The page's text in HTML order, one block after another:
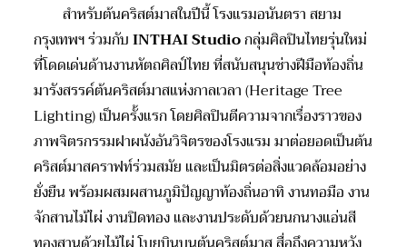
สำหรับต้นคริสต์มาสในปีนี้ โรงแรมอนันตรา สยาม
กรุงเทพฯ ร่วมกับINTHAI Studioกลุ่มศิลปินไทยรุ่นใหม่
ที่โดดเด่นด้านงานหัตถศิลป์ไทย ที่สนับสนุนช่างฝีมือท้องถิ่น
มารังสรรค์ต้นคริสต์มาสแห่งกาลเวลา (Heritage Tree
Lighting) เป็นครั้งแรก โดยศิลปินตีความจากเรื่องราวของ
ภาพจิตรกรรมฝาผนังอันวิจิตรของโรงแรม มาต่อยอดเป็นต้น
คริสต์มาสคราฟท์ร่วมสมัย และเป็นมิตรต่อสิ่งแวดล้อมอย่าง
ยั่งยืน พร้อมผสมผสานภูมิปัญญาท้องถิ่นอาทิ งานทอมือ งาน
จักสานไม้ไผ่ งานปิดทอง และงานประดับด้วยนกนางแอ่นสี